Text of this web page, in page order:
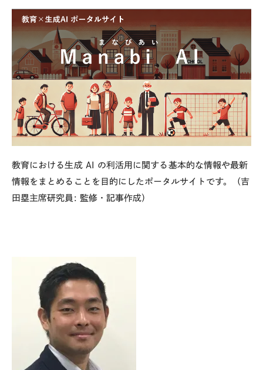
教育における生成AI の利活用に関する基本的な情報や最新
情報をまとめることを目的にしたポータルサイトです。（吉
田塁主席研究員 : 監修・記事作成）